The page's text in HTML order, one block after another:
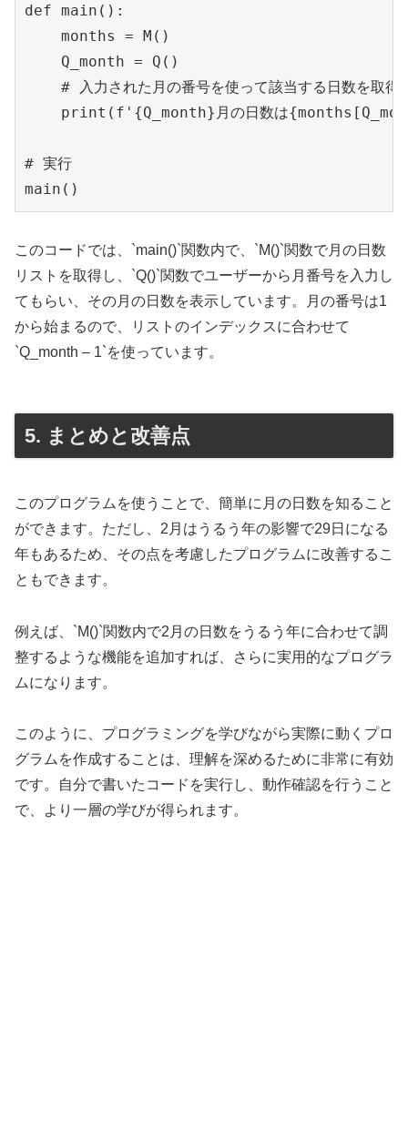
def main():
    months = M()
    Q_month = Q()
    # 入力された月の番号を使って該当する日数を取得
print(f'{Q_month}月の日数は
# 実行
main()
このコードでは、`main()`関数内で、`M()`関数で月の日数
リストを取得し、`Q()`関数でユーザーから月番号を入力し
てもらい、その月の日数を表示しています。月の番号は1
から始まるので、リストのインデックスに合わせて
`Q_month – 1`を使っています。
5. まとめと改善点
このプログラムを使うことで、簡単に月の日数を知ること
ができます。ただし、2月はうるう年の影響で29日になる
年もあるため、その点を考慮したプログラムに改善するこ
ともできます。
例えば、`M()`関数内で2月の日数をうるう年に合わせて調
整するような機能を追加すれば、さらに実用的なプログラ
ムになります。
このように、プログラミングを学びながら実際に動くプロ
グラムを作成することは、理解を深めるために非常に有効
です。自分で書いたコードを実行し、動作確認を行うこと
で、より一層の学びが得られます。